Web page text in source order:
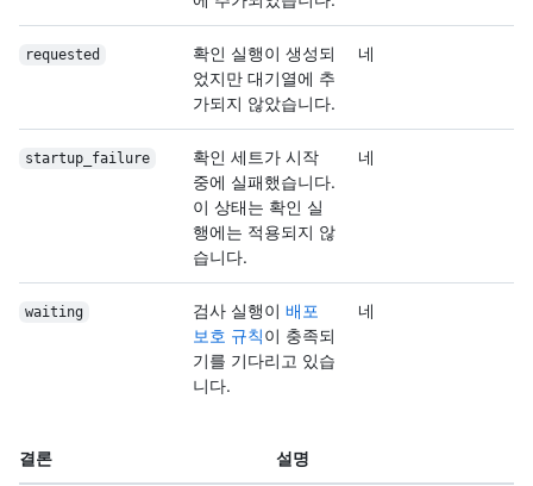
requested
확인 실행이 생성되
었지만 대기열에 추
가되지 않았습니다.
네
startup_failure
확인 세트가 시작
중에 실패했습니다.
이 상태는 확인 실
행에는 적용되지 않
습니다.
네
waiting 검사 실행이 배포
보호 규칙이 충족되
기를 기다리고 있습
니다.
네
결론 설명